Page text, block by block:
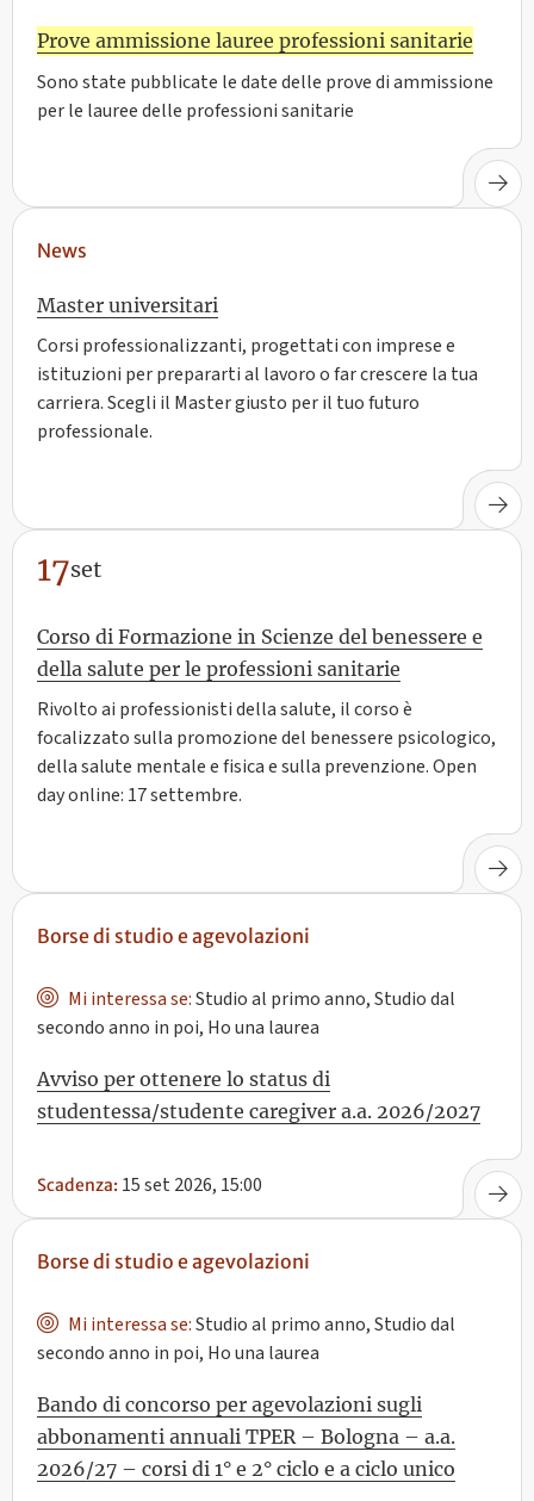
Prove ammissione lauree professioni sanitarie
Sono state pubblicate le date delle prove di ammissione
per le lauree delle professioni sanitarie
News
Master universitari
Corsi professionalizzanti, progettati con imprese e
istituzioni per prepararti al lavoro o far crescere la tua
carriera. Scegli il Master giusto per il tuo futuro
professionale.
17set
Corso di Formazione in Scienze del benessere e
della salute per le professioni sanitarie
Rivolto ai professionisti della salute, il corso è
focalizzato sulla promozione del benessere psicologico,
della salute mentale e fisica e sulla prevenzione. Open
day online: 17 settembre.
Borse di studio e agevolazioni
Mi interessa se:Studio al primo anno, Studio dal
secondo anno in poi, Ho una laurea
Avviso per ottenere lo status di
studentessa/studente caregiver a.a. 2026/2027
Scadenza: 15 set 2026, 15:00
Borse di studio e agevolazioni
Mi interessa se:Studio al primo anno, Studio dal
secondo anno in poi, Ho una laurea
Bando di concorso per agevolazioni sugli
abbonamenti annuali TPER – Bologna – a.a.
2026/27 – corsi di 1° e 2° ciclo e a ciclo unico